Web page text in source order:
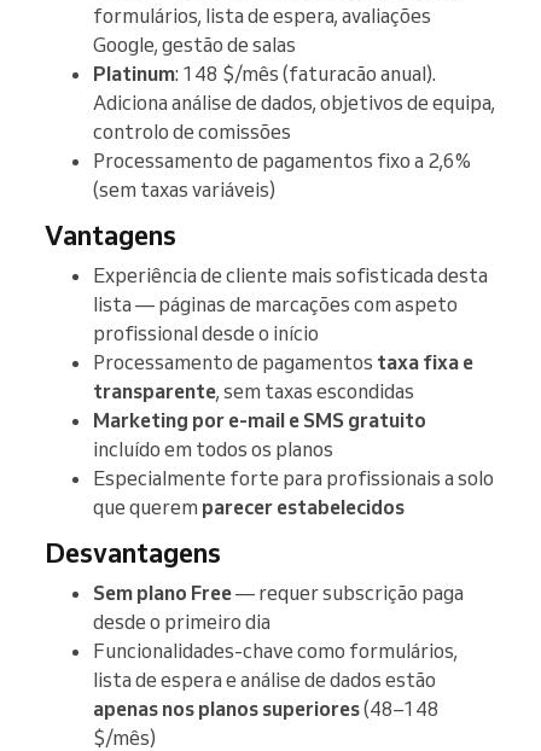
formulários, lista de espera, avaliações
Google, gestão de salas
Platinum: 148 $/mês (faturacão anual).
Adiciona análise de dados, objetivos de equipa,
controlo de comissões
Processamento de pagamentos fixo a 2,6%
(sem taxas variáveis)
Vantagens
Experiência de cliente mais sofisticada desta
lista — páginas de marcações com aspeto
profissional desde o início
Processamento de pagamentos taxa fixa e
transparente, sem taxas escondidas
Marketing por e-mail e SMS gratuito
incluído em todos os planos
Especialmente forte para profissionais a solo
que querem parecer estabelecidos
Desvantagens
Sem plano Free— requer subscrição paga
desde o primeiro dia
Funcionalidades-chave como formulários,
lista de espera e análise de dados estão
apenas nos planos superiores(48–148
$/mês)